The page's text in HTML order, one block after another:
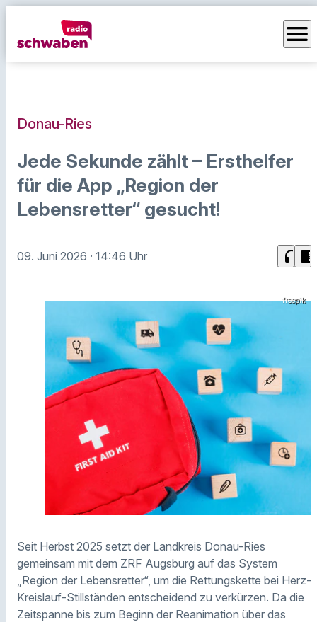
menu
Donau-Ries
Jede Sekunde zählt – Ersthelfer
für die App „Region der
Lebensretter“ gesucht!
09. Juni 2026 · 14:46 Uhr headphones chrome_reader_mode
freepik
Seit Herbst 2025 setzt der Landkreis Donau-Ries
gemeinsam mit dem ZRF Augsburg auf das System
„Region der Lebensretter“, um die Rettungskette bei Herz-
Kreislauf-Stillständen entscheidend zu verkürzen. Da die
Zeitspanne bis zum Beginn der Reanimation über das